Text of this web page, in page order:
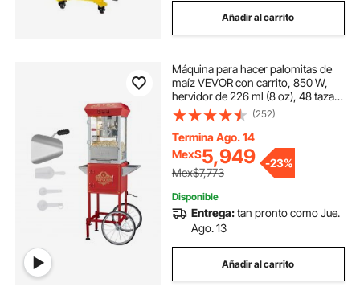
Añadir al carrito
Máquina para hacer palomitas de
maíz VEVOR con carrito, 850 W,
hervidor de 226 ml (8 oz), 48 tazas
por tanda, vidrio templado, 4
cucharas, estilo cine, color rojo
(252)
Termina Ago. 14
Mex$5,949
Mex$7,773
-23%
Disponible
Entrega:tan pronto como Jue.
Ago. 13
Añadir al carrito